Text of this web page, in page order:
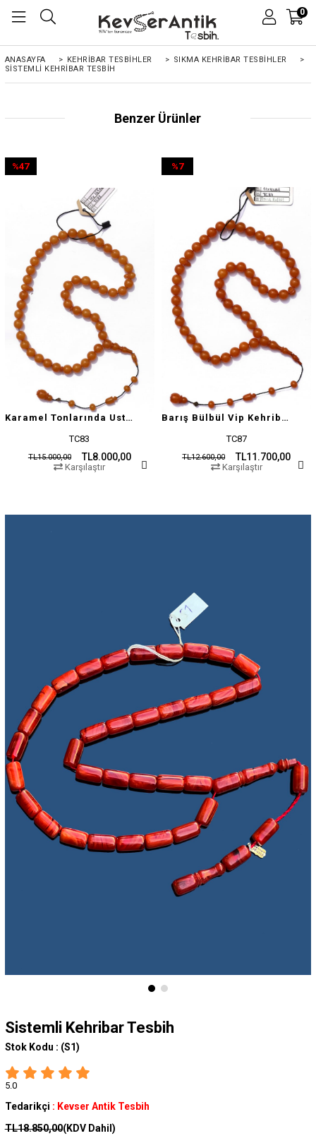
0
ANASAYFA > KEHRIBAR TESBIHLER > SIKMA KEHRİBAR TESBİHLER
>
SISTEMLI KEHRIBAR TESBIH
Benzer Ürünler
Karamel Tonlarında Usta İşçilikli Tesbih
TC83
TL8.000,00
TL15.000,00
%47
Karşılaştır
Barış Bülbül Vip Kehribar Tesbih
TC87
TL11.700,00
TL12.600,00
%7
Karşılaştır
Sistemli Kehribar Tesbih
Stok Kodu : (S1)
5.0
Tedarikçi : Kevser Antik Tesbih
TL18.850,00(KDV Dahil)